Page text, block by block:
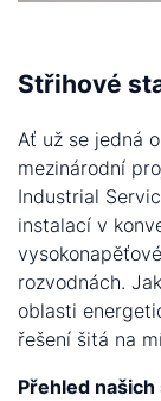
Střihové
Ať už se jedná
mezinárodní
Industrial
instalací v
rozvodnách.
oblasti
řešení šitá na
Přehled